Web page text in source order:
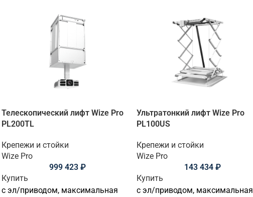
Телескопический лифт Wize Pro
PL200TL
Крепежи и стойки
Wize Pro
999 423 ₽
Купить
с эл/приводом, максимальная
Ультратонкий лифт Wize Pro
PL100US
Крепежи и стойки
Wize Pro
143 434 ₽
Купить
с эл/приводом, максимальная